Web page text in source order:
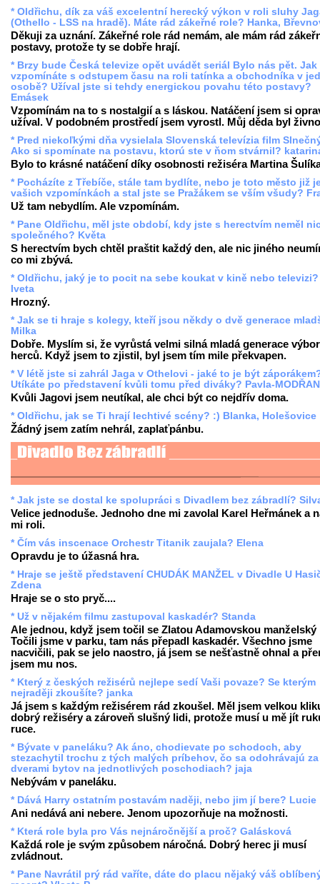
* Oldřichu, dík za váš excelentní herecký výkon v roli sluhy
(Othello - LSS na hradě). Máte rád zákeřné role? Hanka,
Děkuji za uznání. Zákeřné role rád nemám, ale mám rád
postavy, protože ty se dobře hrají.
* Brzy bude Česká televize opět uvádět seriál Bylo nás pět. Jak
vzpomínáte s odstupem času na roli tatínka a obchodníka v
osobě? Užíval jste si tehdy energickou povahu této postavy?
Emásek
Vzpomínám na to s nostalgií a s láskou. Natáčení jsem si
užíval. V podobném prostředí jsem vyrostl. Můj děda byl
* Pred niekoľkými dňa vysielala Slovenská televízia film
Ako si spomínate na postavu, ktorú ste v ňom stvárnil?
Bylo to krásné natáčení díky osobnosti režiséra Martina
* Pocházíte z Třebíče, stále tam bydlíte, nebo je toto město již
vašich vzpomínkách a stal jste se Pražákem se vším všudy?
Už tam nebydlím. Ale vzpomínám.
* Pane Oldřichu, měl jste období, kdy jste s herectvím neměl
společného? Květa
S herectvím bych chtěl praštit každý den, ale nic jiného
co mi zbývá.
* Oldřichu, jaký je to pocit na sebe koukat v kině nebo
Iveta
Hrozný.
* Jak se ti hraje s kolegy, kteří jsou někdy o dvě generace
Milka
Dobře. Myslím si, že vyrůstá velmi silná mladá generace
herců. Když jsem to zjistil, byl jsem tím mile překvapen.
* V létě jste si zahrál Jaga v Othelovi - jaké to je být
Utíkáte po představení kvůli tomu před diváky? Pavla-
Kvůli Jagovi jsem neutíkal, ale chci být co nejdřív doma.
* Oldřichu, jak se Ti hrají lechtivé scény? :) Blanka, Holešovice
Žádný jsem zatím nehrál, zaplaťpánbu.
* Jak jste se dostal ke spolupráci s Divadlem bez zábradlí?
Velice jednoduše. Jednoho dne mi zavolal Karel Heřmánek a
mi roli.
* Čím vás inscenace Orchestr Titanik zaujala? Elena
Opravdu je to úžasná hra.
* Hraje se ještě představení CHUDÁK MANŽEL v Divadle U
Zdena
Hraje se o sto pryč....
* Už v nějakém filmu zastupoval kaskadér? Standa
Ale jednou, když jsem točil se Zlatou Adamovskou manželský
Točili jsme v parku, tam nás přepadl kaskadér. Všechno jsme
nacvičili, pak se jelo naostro, já jsem se nešťastně ohnal a
jsem mu nos.
* Který z českých režisérů nejlepe sedí Vaši povaze? Se kterým
nejraději zkoušíte? janka
Já jsem s každým režisérem rád zkoušel. Měl jsem velkou
dobrý režiséry a zároveň slušný lidi, protože musí u mě jít
ruce.
* Bývate v paneláku? Ak áno, chodievate po schodoch, aby
stezachytil trochu z tých malých príbehov, čo sa odohrávajú za
dverami bytov na jednotlivých poschodiach? jaja
Nebývám v paneláku.
* Dává Harry ostatním postavám naději, nebo jim jí bere? Lucie
Ani nedává ani nebere. Jenom upozorňuje na možnosti.
* Která role byla pro Vás nejnáročnější a proč? Galásková
Každá role je svým způsobem náročná. Dobrý herec ji musí
zvládnout.
* Pane Navrátil prý rád vaříte, dáte do placu nějaký váš